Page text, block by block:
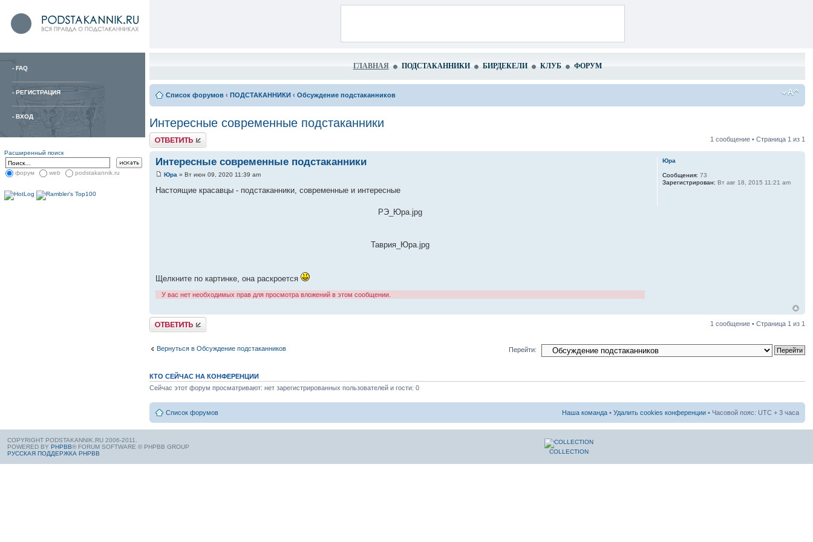
- FAQ
- РЕГИСТРАЦИЯ
- ВХОД
Расширенный поиск
форум web podstakannik.ru
ГЛАВНАЯ ПОДСТАКАННИКИ БИРДЕКЕЛИ КЛУБ ФОРУМ
Список форумов ‹ ПОДСТАКАННИКИ ‹ Обсуждение подстаканников
Интересные современные подстаканники
1 сообщение • Страница 1 из 1
Интересные современные подстаканники
Юра » Вт июн 09, 2020 11:39 am
Настоящие красавцы - подстаканники, современные и интересные
РЭ_Юра.jpg
Таврия_Юра.jpg
Щелкните по картинке, она раскроется
У вас нет необходимых прав для просмотра вложений в этом сообщении.
Юра
Сообщения: 73
Зарегистрирован: Вт авг 18, 2015 11:21 am
1 сообщение • Страница 1 из 1
Вернуться в Обсуждение подстаканников Перейти:
КТО СЕЙЧАС НА КОНФЕРЕНЦИИ
Сейчас этот форум просматривают: нет зарегистрированных пользователей и гости: 0
Список форумов Наша команда • Удалить cookies конференции • Часовой пояс: UTC + 3 часа
COPYRIGHT PODSTAKANNIK.RU 2006-2011.
POWERED BY PHPBB® FORUM SOFTWARE © PHPBB GROUP
РУССКАЯ ПОДДЕРЖКА PHPBB
COLLECTION